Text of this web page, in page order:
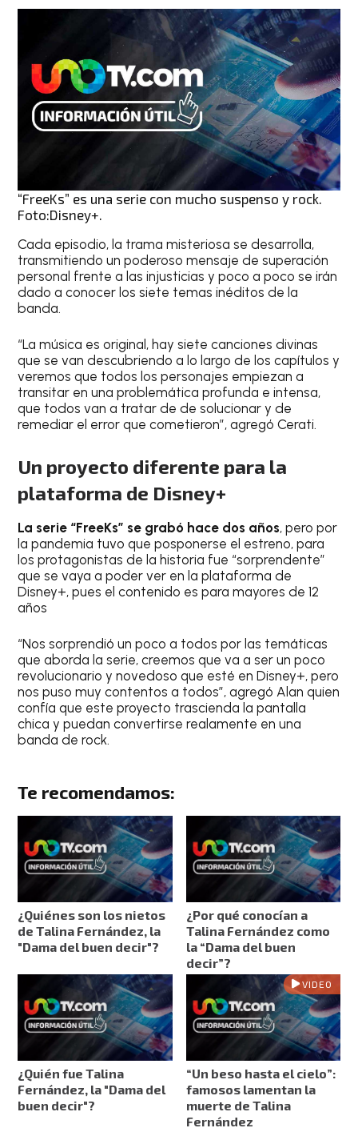
“FreeKs” es una serie con mucho suspenso y rock.
Foto:Disney+.
Cada episodio, la trama misteriosa se desarrolla,
transmitiendo un poderoso mensaje de superación
personal frente a las injusticias y poco a poco se irán
dado a conocer los siete temas inéditos de la
banda.
“La música es original, hay siete canciones divinas
que se van descubriendo a lo largo de los capítulos y
veremos que todos los personajes empiezan a
transitar en una problemática profunda e intensa,
que todos van a tratar de de solucionar y de
remediar el error que cometieron”, agregó Cerati.
Un proyecto diferente para la
plataforma de Disney+
La serie “FreeKs” se grabó hace dos años, pero por
la pandemia tuvo que posponerse el estreno, para
los protagonistas de la historia fue “sorprendente”
que se vaya a poder ver en la plataforma de
Disney+, pues el contenido es para mayores de 12
años
“Nos sorprendió un poco a todos por las temáticas
que aborda la serie, creemos que va a ser un poco
revolucionario y novedoso que esté en Disney+, pero
nos puso muy contentos a todos”, agregó Alan quien
confía que este proyecto trascienda la pantalla
chica y puedan convertirse realamente en una
banda de rock.
Te recomendamos:
¿Quiénes son los nietos
de Talina Fernández, la
"Dama del buen decir"?
¿Por qué conocían a
Talina Fernández como
la “Dama del buen
decir”?
¿Quién fue Talina
Fernández, la "Dama del
buen decir"?
VIDEO
“Un beso hasta el cielo”:
famosos lamentan la
muerte de Talina
Fernández